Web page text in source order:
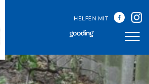
HELFEN MIT